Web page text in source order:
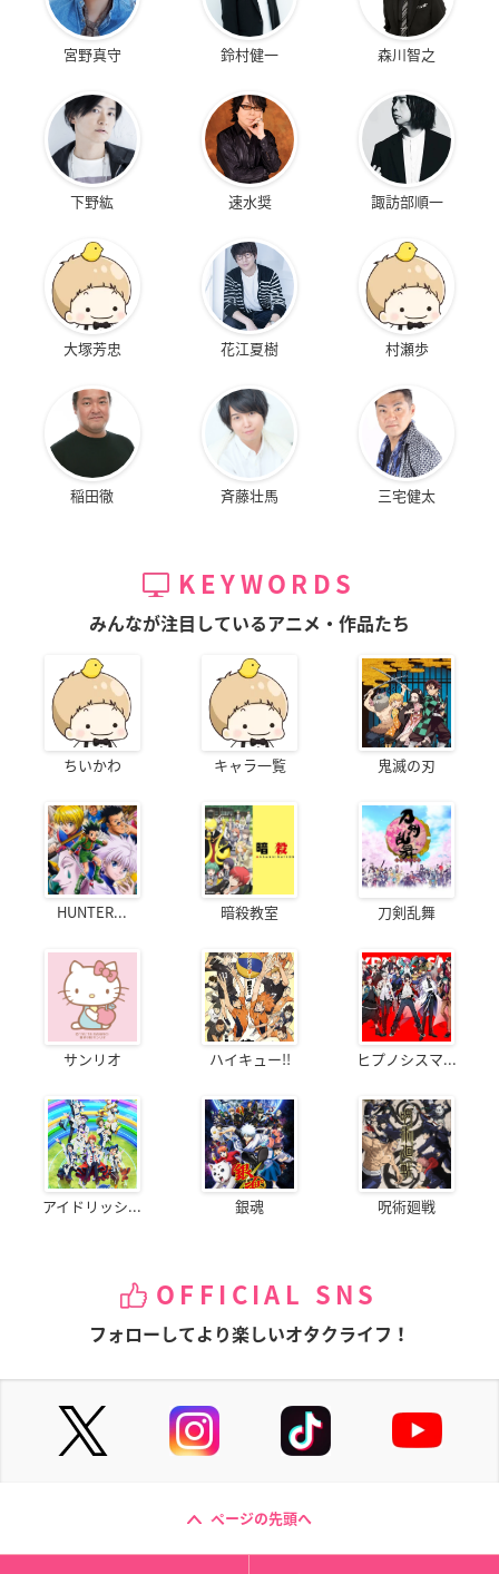
宮野真守 鈴村健一 森川智之
下野紘 速水奨 諏訪部順一
大塚芳忠 花江夏樹 村瀬歩
稲田徹 斉藤壮馬 三宅健太
KEYWORDS
みんなが注目しているアニメ・作品たち
ちいかわ キャラ一覧 鬼滅の刃
HUNTER... 暗殺教室 刀剣乱舞
サンリオ ハイキュー!! ヒプノシスマ...
アイドリッシ... 銀魂 呪術廻戦
OFFICIAL SNS
フォローしてより楽しいオタクライフ！
ページの先頭へ